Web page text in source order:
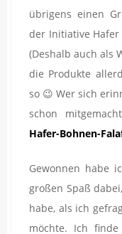
übrigens einen
der Initiative Hafer
(Deshalb auch als
die Produkte
so 😉 Wer sich
schon
Hafer-Bohnen-
Gewonnen habe
großen Spaß
habe, als ich
möchte. Ich